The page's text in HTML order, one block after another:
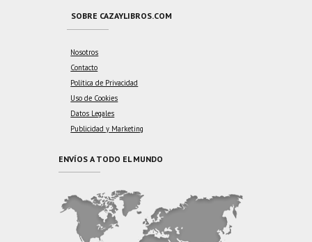
SOBRE CAZAYLIBROS.COM
Nosotros
Contacto
Política de Privacidad
Uso de Cookies
Datos Legales
Publicidad y Marketing
ENVÍOS A TODO EL MUNDO